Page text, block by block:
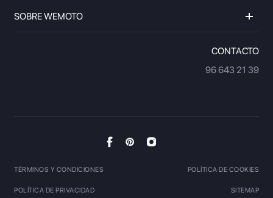
SOBRE WEMOTO
CONTACTO
96 643 21 39
TÉRMINOS Y CONDICIONES POLÍTICA DE COOKIES
POLÍTICA DE PRIVACIDAD SITEMAP